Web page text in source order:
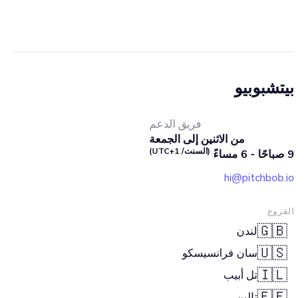
بيتشبوبيو
فريق الدعم
من الاثنين إلى الجمعة
9 صباحًا - 6 مساءً
(السنت/ UTC+1)
hi@pitchbob.io
الفروع
🇬🇧لندن
🇺🇸سان فرانسيسكو
🇮🇱تل أبيب